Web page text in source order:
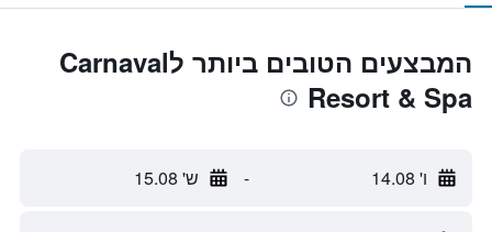
המבצעים הטובים ביותר לCarnaval
Resort & Spa
ו' 14.08 - ש' 15.08